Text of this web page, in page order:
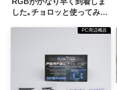
した｡チョロッと使ってみた
PC周辺機器